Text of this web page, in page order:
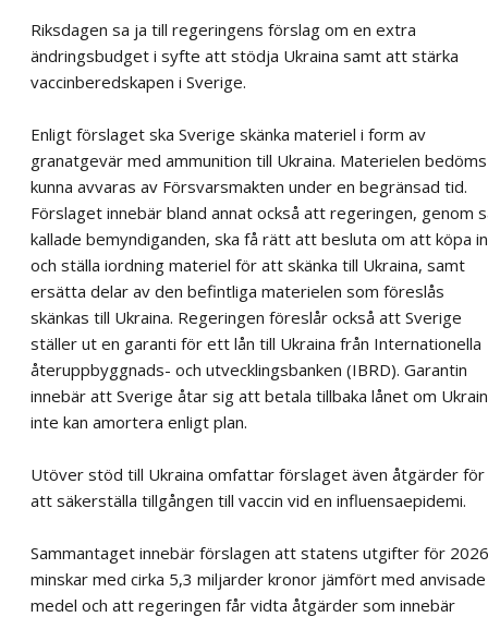
Riksdagen sa ja till regeringens förslag om en extra
ändringsbudget i syfte att stödja Ukraina samt att stärka
vaccinberedskapen i Sverige.
Enligt förslaget ska Sverige skänka materiel i form av
granatgevär med ammunition till Ukraina. Materielen bedöms
kunna avvaras av Försvarsmakten under en begränsad tid.
Förslaget innebär bland annat också att regeringen, genom
kallade bemyndiganden, ska få rätt att besluta om att köpa in
och ställa iordning materiel för att skänka till Ukraina, samt
ersätta delar av den befintliga materielen som föreslås
skänkas till Ukraina. Regeringen föreslår också att Sverige
ställer ut en garanti för ett lån till Ukraina från Internationella
återuppbyggnads- och utvecklingsbanken (IBRD). Garantin
innebär att Sverige åtar sig att betala tillbaka lånet om
inte kan amortera enligt plan.
Utöver stöd till Ukraina omfattar förslaget även åtgärder för
att säkerställa tillgången till vaccin vid en influensaepidemi.
Sammantaget innebär förslagen att statens utgifter för 2026
minskar med cirka 5,3 miljarder kronor jämfört med anvisade
medel och att regeringen får vidta åtgärder som innebär